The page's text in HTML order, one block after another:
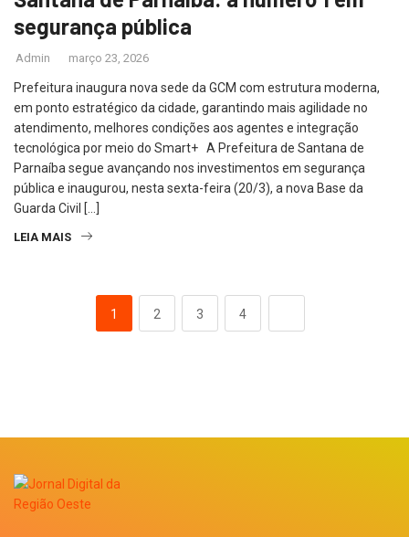
segurança pública
Admin março 23, 2026
Prefeitura inaugura nova sede da GCM com estrutura moderna,
em ponto estratégico da cidade, garantindo mais agilidade no
atendimento, melhores condições aos agentes e integração
tecnológica por meio do Smart+ A Prefeitura de Santana de
Parnaíba segue avançando nos investimentos em segurança
pública e inaugurou, nesta sexta-feira (20/3), a nova Base da
Guarda Civil […]
LEIA MAIS
1 2 3 4